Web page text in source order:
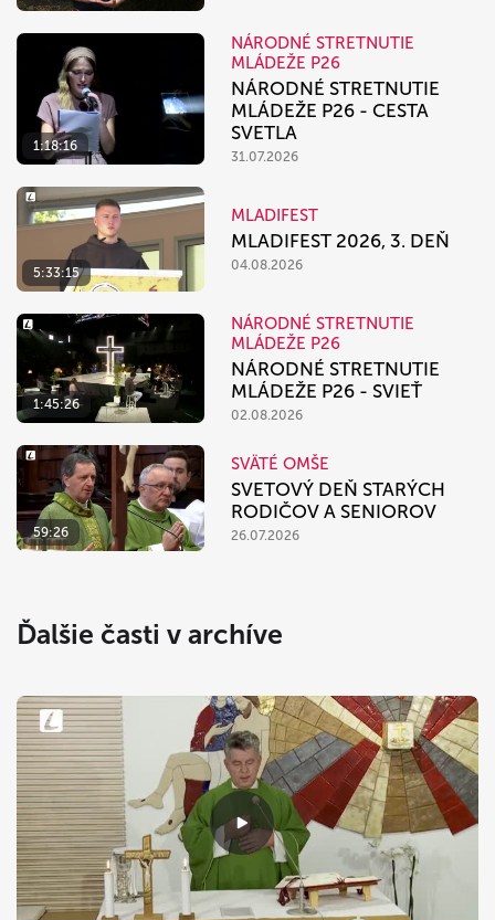
1:18:16
NÁRODNÉ STRETNUTIE
MLÁDEŽE P26
NÁRODNÉ STRETNUTIE
MLÁDEŽE P26 - CESTA
SVETLA
31.07.2026
5:33:15
MLADIFEST
MLADIFEST 2026, 3. DEŇ
04.08.2026
1:45:26
NÁRODNÉ STRETNUTIE
MLÁDEŽE P26
NÁRODNÉ STRETNUTIE
MLÁDEŽE P26 - SVIEŤ
02.08.2026
59:26
SVÄTÉ OMŠE
SVETOVÝ DEŇ STARÝCH
RODIČOV A SENIOROV
26.07.2026
Ďalšie časti v archíve